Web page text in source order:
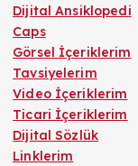
Dijital Ansiklopedi
Caps
Görsel İçeriklerim
Tavsiyelerim
Video İçeriklerim
Ticari İçeriklerim
Dijital Sözlük
Linklerim